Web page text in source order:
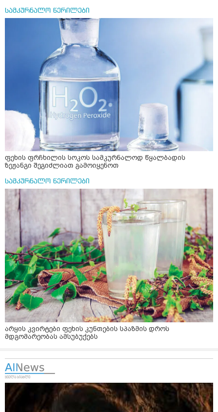
სამკურნალო წერილები
ფეხის ფრჩხილის სოკოს სამკურნალოდ წყალბადის
ზეჟანგი შეგიძლიათ გამოიყენოთ
სამკურნალო წერილები
არყის კვირტები ფეხის კუნთების სპაზმის დროს
მდგომარეობას ამსუბუქებს